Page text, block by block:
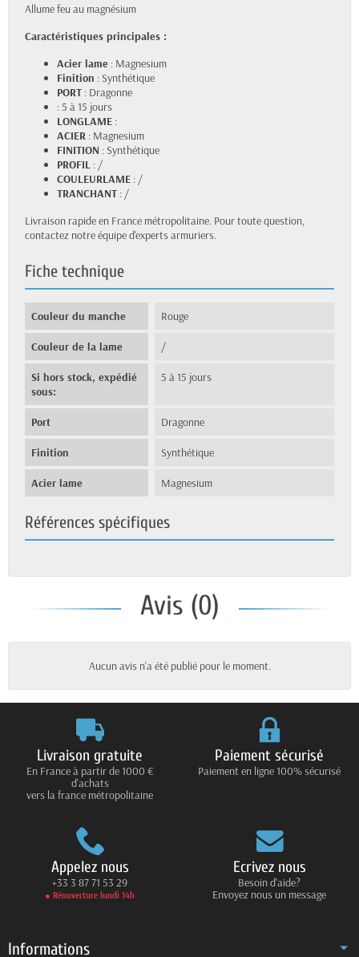
Allume feu au magnésium
Caractéristiques principales :
Acier lame : Magnesium
Finition : Synthétique
PORT : Dragonne
: 5 à 15 jours
LONGLAME :
ACIER : Magnesium
FINITION : Synthétique
PROFIL : /
COULEURLAME : /
TRANCHANT : /
Livraison rapide en France métropolitaine. Pour toute question,
contactez notre équipe d'experts armuriers.
Fiche technique
Couleur du manche Rouge
Couleur de la lame /
Si hors stock, expédié
sous:
5 à 15 jours
Port Dragonne
Finition Synthétique
Acier lame Magnesium
Références spécifiques
Avis (0)
Aucun avis n'a été publié pour le moment.
Livraison gratuite
En France à partir de 1000 €
d'achats
vers la france métropolitaine
Paiement sécurisé
Paiement en ligne 100% sécurisé
Appelez nous
+33 3 87 71 53 29
● Réouverture lundi 14h
Ecrivez nous
Besoin d'aide?
Envoyez nous un message
Informations